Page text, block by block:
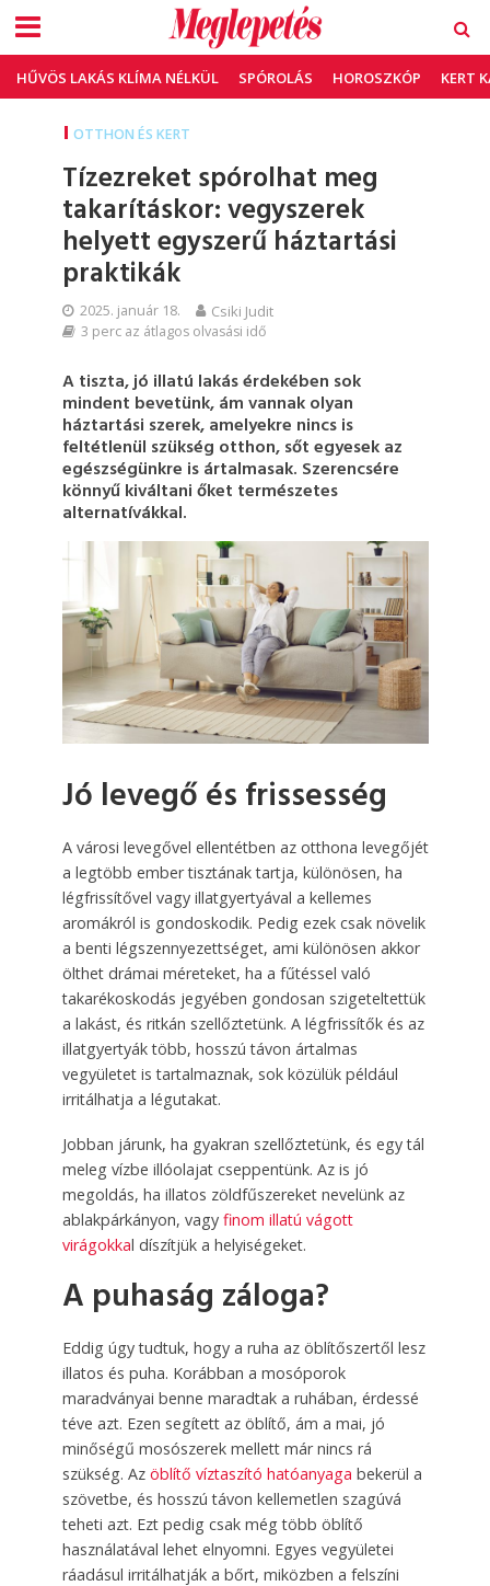
HŰVÖS LAKÁS KLÍMA NÉLKÜL SPÓROLÁS HOROSZKÓP KERT
OTTHON ÉS KERT
Tízezreket spórolhat meg
takarításkor: vegyszerek
helyett egyszerű háztartási
praktikák
2025. január 18. Csiki Judit
3 perc az átlagos olvasási idő
A tiszta, jó illatú lakás érdekében sok
mindent bevetünk, ám vannak olyan
háztartási szerek, amelyekre nincs is
feltétlenül szükség otthon, sőt egyesek az
egészségünkre is ártalmasak. Szerencsére
könnyű kiváltani őket természetes
alternatívákkal.
Jó levegő és frissesség
A városi levegővel ellentétben az otthona levegőjét
a legtöbb ember tisztának tartja, különösen, ha
légfrissítővel vagy illatgyertyával a kellemes
aromákról is gondoskodik. Pedig ezek csak növelik
a benti légszennyezettséget, ami különösen akkor
ölthet drámai méreteket, ha a fűtéssel való
takarékoskodás jegyében gondosan szigeteltettük
a lakást, és ritkán szellőztetünk. A légfrissítők és az
illatgyertyák több, hosszú távon ártalmas
vegyületet is tartalmaznak, sok közülük például
irritálhatja a légutakat.
Jobban járunk, ha gyakran szellőztetünk, és egy tál
meleg vízbe illóolajat cseppentünk. Az is jó
megoldás, ha illatos zöldfűszereket nevelünk az
ablakpárkányon, vagy finom illatú vágott
virágokkal díszítjük a helyiségeket.
A puhaság záloga?
Eddig úgy tudtuk, hogy a ruha az öblítőszertől lesz
illatos és puha. Korábban a mosóporok
maradványai benne maradtak a ruhában, érdessé
téve azt. Ezen segített az öblítő, ám a mai, jó
minőségű mosószerek mellett már nincs rá
szükség. Az öblítő víztaszító hatóanyaga bekerül a
szövetbe, és hosszú távon kellemetlen szagúvá
teheti azt. Ezt pedig csak még több öblítő
használatával lehet elnyomni. Egyes vegyületei
ráadásul irritálhatják a bőrt, miközben a felszíni